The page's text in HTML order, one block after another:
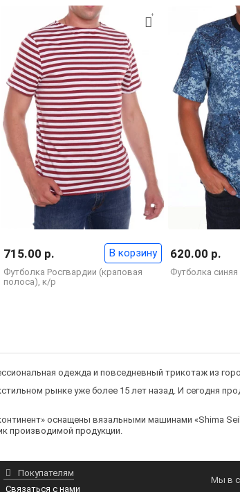
Футболка Росгвардии (краповая
полоса), к/р
715.00 р. В корзину
Футболка
620.00 р.
одежда и повседневный трикотаж из
рынке уже более 15 лет назад. И сегодня
оснащены вязальными машинами «Shima
производимой продукции.
Покупателям
Связаться с нами
Мы в